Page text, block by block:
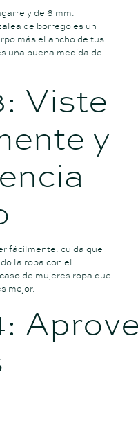
y de 6 mm.
de borrego es un
más el ancho de tus
una buena medida de
Viste
y
fácilmente. cuida que
la ropa con el
de mujeres ropa que
mejor.